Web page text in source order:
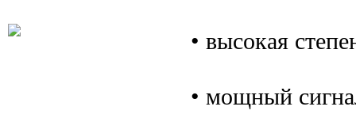
• высокая
• мощный